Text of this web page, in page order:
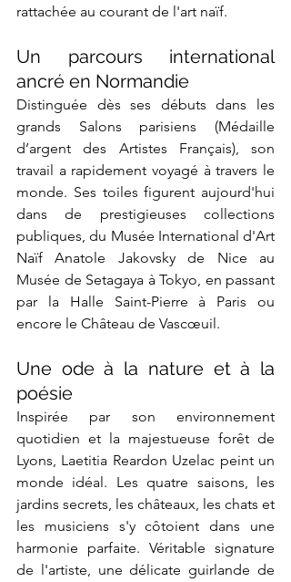
rattachée au courant de l'art naïf.
Un parcours international
ancré en Normandie
Distinguée dès ses débuts dans les
grands Salons parisiens (Médaille
d’argent des Artistes Français), son
travail a rapidement voyagé à travers le
monde. Ses toiles figurent aujourd'hui
dans de prestigieuses collections
publiques, du Musée International d'Art
Naïf Anatole Jakovsky de Nice au
Musée de Setagaya à Tokyo, en passant
par la Halle Saint-Pierre à Paris ou
encore le Château de Vascœuil.
Une ode à la nature et à la
poésie
Inspirée par son environnement
quotidien et la majestueuse forêt de
Lyons, Laetitia Reardon Uzelac peint un
monde idéal. Les quatre saisons, les
jardins secrets, les châteaux, les chats et
les musiciens s'y côtoient dans une
harmonie parfaite. Véritable signature
de l'artiste, une délicate guirlande de